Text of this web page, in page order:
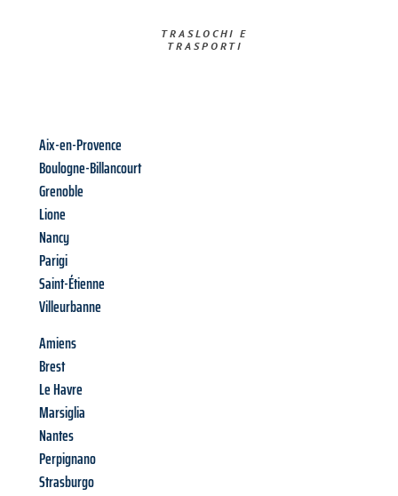
TRASLOCHI E
TRASPORTI​
Aix-en-Provence
Boulogne-Billancourt
Grenoble
Lione
Nancy
Parigi
Saint-Étienne
Villeurbanne
Amiens
Brest
Le Havre
Marsiglia
Nantes
Perpignano
Strasburgo